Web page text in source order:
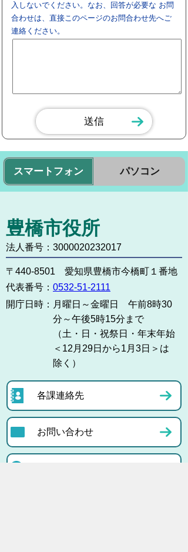
入しないでください。なお、回答が必要な お問
合わせは、直接このページのお問合わせ先へご
連絡ください。
スマートフォン パソコン
豊橋市役所
法人番号：3000020232017
〒440-8501 愛知県豊橋市今橋町１番地
代表番号： 0532-51-2111
開庁日時： 月曜日～金曜日 午前8時30
分～午後5時15分まで
（土・日・祝祭日・年末年始
＜12月29日から1月3日＞は
除く）
各課連絡先
お問い合わせ